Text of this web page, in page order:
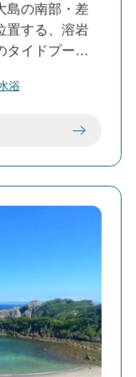
島の南部・差
置する、溶岩
タイドプール
、シュノーケ
天然のプー
きます。
な熱帯魚やイ
、多様な海の
にクマノミな
もあり、まる
浴